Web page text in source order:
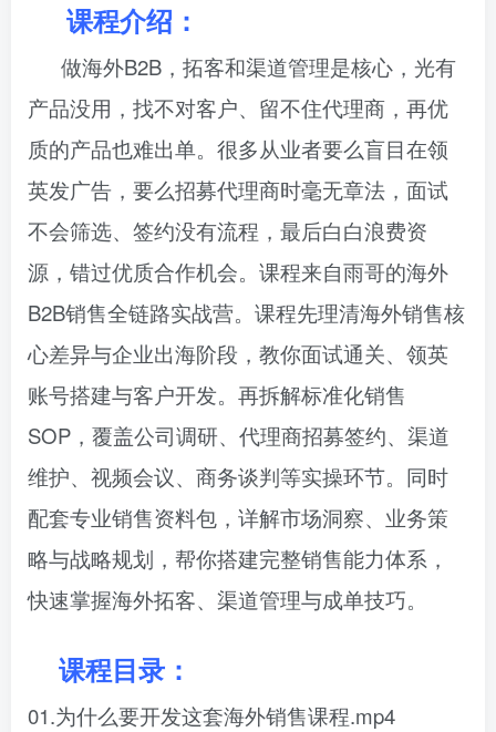
课程介绍：
做海外B2B，拓客和渠道管理是核心，光有
产品没用，找不对客户、留不住代理商，再优
质的产品也难出单。很多从业者要么盲目在领
英发广告，要么招募代理商时毫无章法，面试
不会筛选、签约没有流程，最后白白浪费资
源，错过优质合作机会。 课程来自雨哥的海外
B2B销售全链路实战营。课程先理清海外销售核
心差异与企业出海阶段，教你面试通关、领英
账号搭建与客户开发。再拆解标准化销售
SOP，覆盖公司调研、代理商招募签约、渠道
维护、视频会议、商务谈判等实操环节。同时
配套专业销售资料包，详解市场洞察、业务策
略与战略规划，帮你搭建完整销售能力体系，
快速掌握海外拓客、渠道管理与成单技巧。
课程目录：
01.为什么要开发这套海外销售课程.mp4